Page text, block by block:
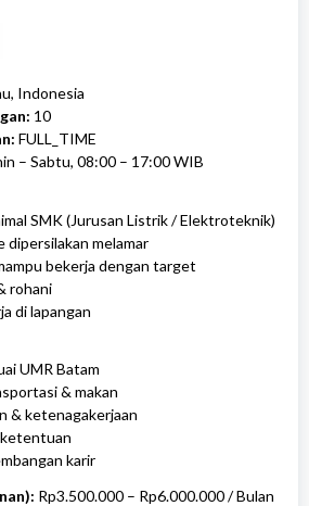
Indonesia
10
FULL_TIME
– Sabtu, 08:00 – 17:00 WIB
SMK (Jurusan Listrik / Elektroteknik)
dipersilakan melamar
bekerja dengan target
rohani
di lapangan
UMR Batam
& makan
& ketenagakerjaan
karir
Rp3.500.000 – Rp6.000.000 / Bulan